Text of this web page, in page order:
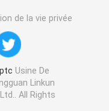
de la vie privée
Usine De
Linkun
All Rights